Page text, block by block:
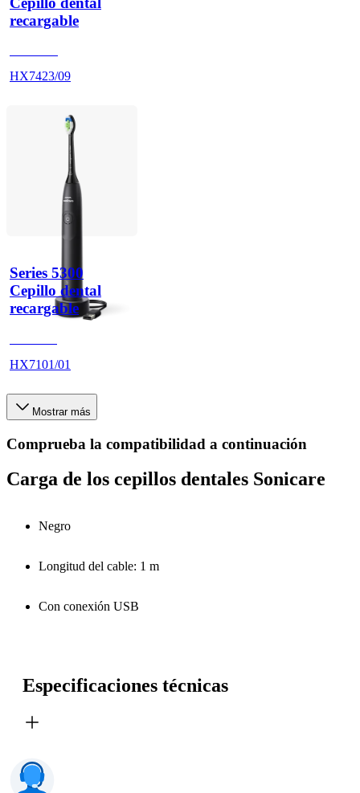
recargable
HX7423/09
Series 5300
Cepillo dental
recargable
HX7101/01
Mostrar más
Comprueba la compatibilidad a continuación
Carga de los cepillos dentales Sonicare
Negro
Longitud del cable: 1 m
Con conexión USB
Especificaciones técnicas